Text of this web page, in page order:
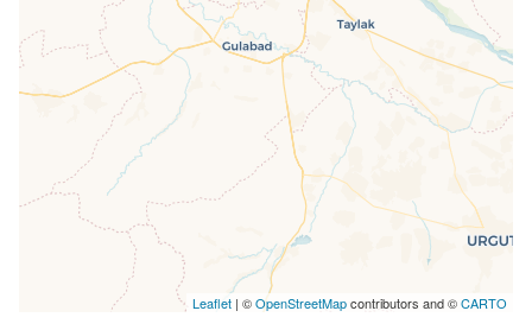
Leaflet| ©OpenStreetMapcontributors and ©CARTO